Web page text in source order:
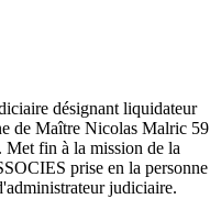
désignant liquidateur
de Maître Nicolas Malric 59
fin à la mission de la
prise en la personne
judiciaire.